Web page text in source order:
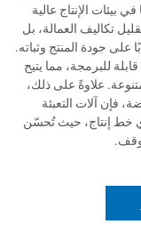
بيئات الإنتاج عالية
تكاليف العمالة، بل
على جودة المنتج وثباته.
للبرمجة، مما يتيح
علاوةً على ذلك،
فإن آلات التعبئة
خط إنتاج، حيث تُحسّن